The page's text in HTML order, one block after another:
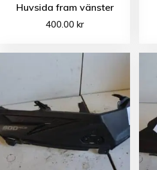
Huvsida fram vänster
400.00kr